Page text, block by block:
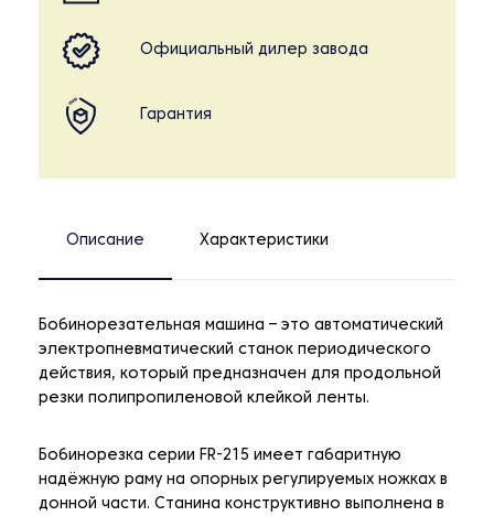
Официальный дилер завода
Гарантия
Описание Характеристики
Бобинорезательная машина – это автоматический
электропневматический станок периодического
действия, который предназначен для продольной
резки полипропиленовой клейкой ленты.
Бобинорезка серии FR-215 имеет габаритную
надёжную раму на опорных регулируемых ножках в
донной части. Станина конструктивно выполнена в